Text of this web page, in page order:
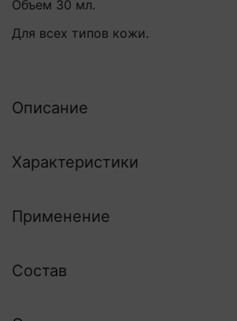
Объем 30 мл.
Для всех типов кожи.
Описание
Характеристики
Применение
Состав